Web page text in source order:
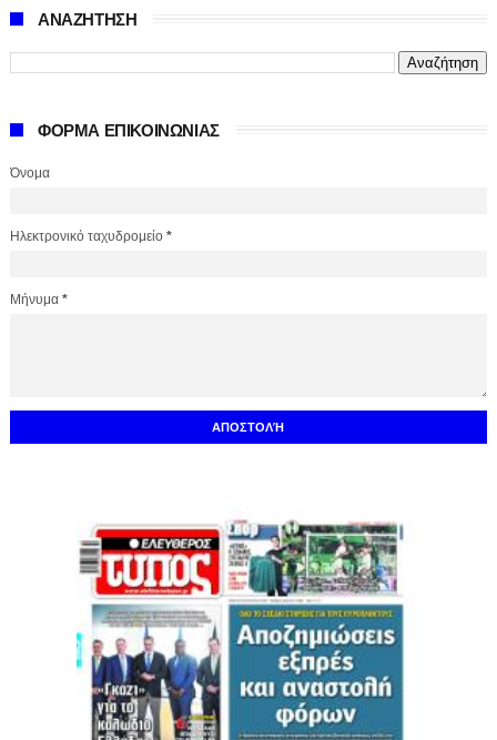
ΑΝΑΖΗΤΗΣΗ
ΦΟΡΜΑ ΕΠΙΚΟΙΝΩΝΙΑΣ
Όνομα
Ηλεκτρονικό ταχυδρομείο *
Μήνυμα *